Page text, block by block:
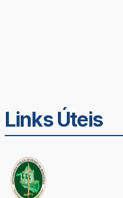
Links Úteis